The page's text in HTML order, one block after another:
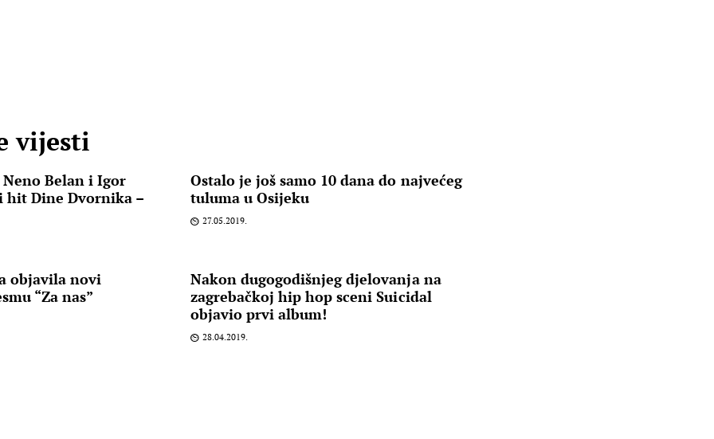
vijesti
Belan i Igor
hit Dine Dvornika –
Ostalo je još samo 10 dana do najvećeg
tuluma u Osijeku
27.05.2019.
objavila novi
“Za nas”
Nakon dugogodišnjeg djelovanja na
zagrebačkoj hip hop sceni Suicidal
objavio prvi album!
28.04.2019.